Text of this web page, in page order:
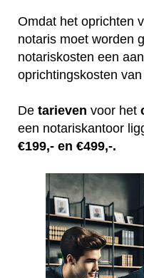
Omdat het oprichten
notaris moet worden
notariskosten een
oprichtingskosten
De tarieven voor het
een notariskantoor
€199,- en €499,-.